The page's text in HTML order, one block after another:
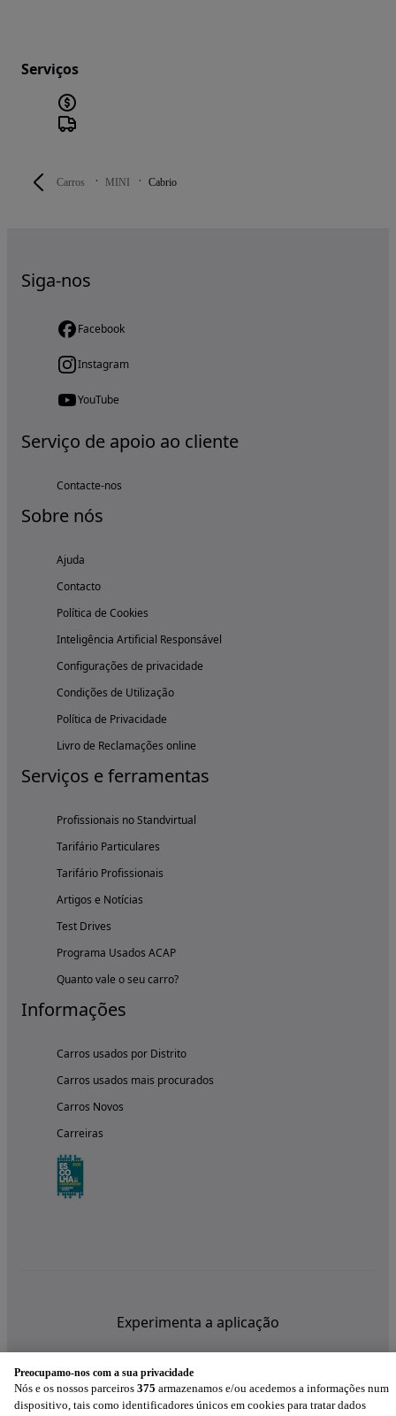
Carros MINI Cabrio
Serviços
Siga-nos
Facebook
Instagram
YouTube
Serviço de apoio ao cliente
Contacte-nos
Sobre nós
Ajuda
Contacto
Política de Cookies
Inteligência Artificial Responsável
Configurações de privacidade
Condições de Utilização
Política de Privacidade
Livro de Reclamações online
Serviços e ferramentas
Profissionais no Standvirtual
Tarifário Particulares
Tarifário Profissionais
Artigos e Notícias
Test Drives
Programa Usados ACAP
Quanto vale o seu carro?
Informações
Carros usados por Distrito
Carros usados mais procurados
Carros Novos
Carreiras
Experimenta a aplicação
Preocupamo-nos com a sua privacidade
Nós e os nossos parceiros 375 armazenamos e/ou acedemos a informações num
dispositivo, tais como identificadores únicos em cookies para tratar dados